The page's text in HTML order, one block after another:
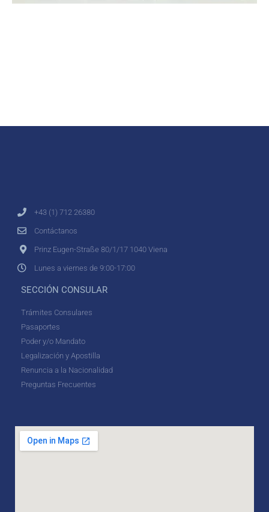
+43 (1) 712 26380
Contáctanos
Prinz Eugen-Straße 80/1/17 1040 Viena
Lunes a viernes de 9:00-17:00
SECCIÓN CONSULAR
Trámites Consulares
Pasaportes
Poder y/o Mandato
Legalización y Apostilla
Renuncia a la Nacionalidad
Preguntas Frecuentes